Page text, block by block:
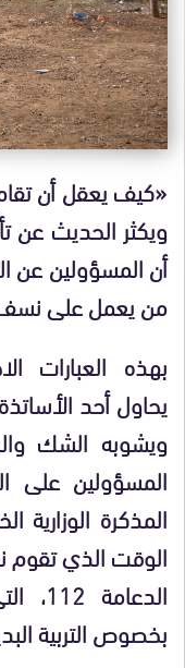
«كيف يعقل أن
ويكثر الحديث عن
أن المسؤولين عن
من يعمل على
بهذه العبارات
يحاول أحد
ويشوبه الشك
المسؤولين على
المذكرة
الوقت الذي تقوم
بخصوص التربية